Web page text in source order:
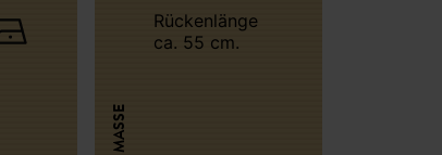
MASSE
Rückenlänge
ca. 55 cm.